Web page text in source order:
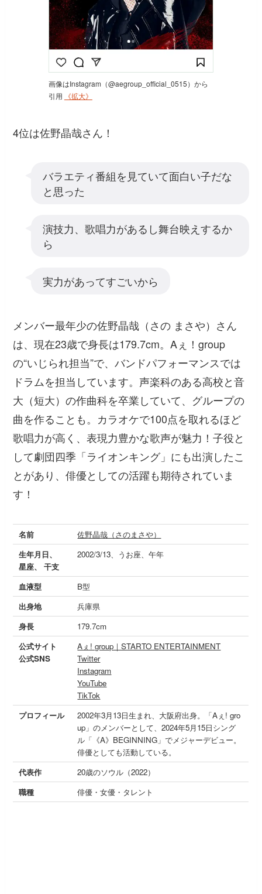
画像はInstagram（@aegroup_official_0515）から
引用
《拡大》
4位は佐野晶哉さん！
バラエティ番組を見ていて面白い子だな
と思った
演技力、歌唱力があるし舞台映えするか
ら
実力があってすごいから
メンバー最年少の佐野晶哉（さの まさや）さん
は、現在23歳で身長は179.7cm。Aぇ！group
の“いじられ担当”で、バンドパフォーマンスでは
ドラムを担当しています。声楽科のある高校と音
大（短大）の作曲科を卒業していて、グループの
曲を作ることも。カラオケで100点を取れるほど
歌唱力が高く、表現力豊かな歌声が魅力！子役と
して劇団四季「ライオンキング」にも出演したこ
とがあり、俳優としての活躍も期待されていま
す！
名前
佐野晶哉（さのまさや）
生年月日、
星座、 干支
2002/3/13、うお座、午年
血液型
B型
出身地
兵庫県
身長
179.7cm
公式サイト
公式SNS
Aぇ! group｜STARTO ENTERTAINMENT
Twitter
Instagram
YouTube
TikTok
プロフィール
2002年3月13日生まれ、大阪府出身。「Aぇ! gro
up」のメンバーとして、2024年5月15日シング
ル「《A》BEGINNING」でメジャーデビュー。
俳優としても活動している。
代表作
20歳のソウル（2022）
職種
俳優・女優・タレント